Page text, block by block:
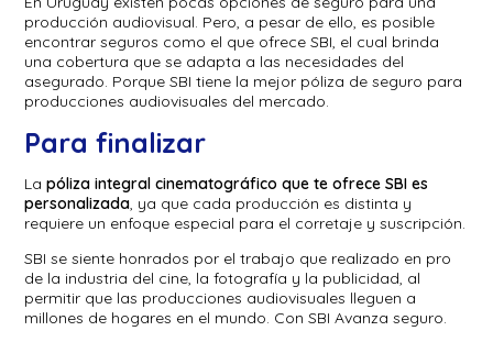
producción audiovisual. Pero, a pesar de ello, es posible
encontrar seguros como el que ofrece SBI, el cual brinda
una cobertura que se adapta a las necesidades del
asegurado. Porque SBI tiene la mejor póliza de seguro para
producciones audiovisuales del mercado.
Para finalizar
Lapóliza integral cinematográfico que te ofrece SBI es
personalizada, ya que cada producción es distinta y
requiere un enfoque especial para el corretaje y suscripción.
SBI se siente honrados por el trabajo que realizado en pro
de la industria del cine, la fotografía y la publicidad, al
permitir que las producciones audiovisuales lleguen a
millones de hogares en el mundo. Con SBI Avanza seguro.